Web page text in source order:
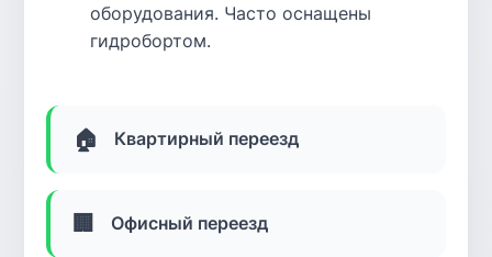
оборудования. Часто оснащены
гидробортом.
🏠 Квартирный переезд
🏢 Офисный переезд